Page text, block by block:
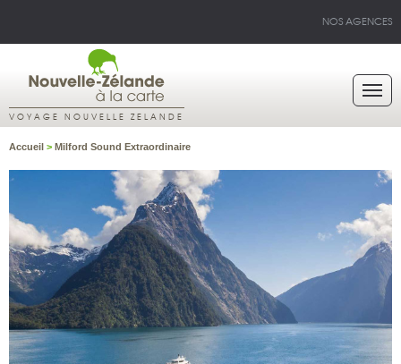
NOS AGENCES
VOYAGE NOUVELLE ZELANDE
Accueil > Milford Sound Extraordinaire